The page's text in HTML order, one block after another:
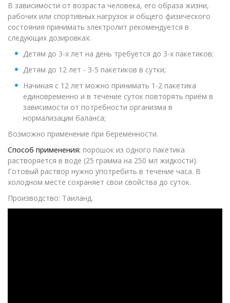
В зависимости от возраста человека, его образа жизни,
рабочих или спортивных нагрузок и общего физического
состояния принимать электролит рекомендуется в
следующих дозировках:
Детям до 3-х лет на день требуется до 3-х пакетиков;
Детям до 12 лет - 3-5 пакетиков в сутки;
Начиная с 12 лет можно принимать 1-2 пакетика
единовременно и в течение суток повторять приём в
зависимости от потребности организма в
нормализации баланса;
Возможно применение при беременности.
Способ применения: порошок из одного пакетика
растворяется в воде (25 грамма на 250 мл жидкости).
Готовый раствор нужно употребить в течение часа. В
холодном месте сохраняет свои свойства до суток.
Производство: Таиланд.